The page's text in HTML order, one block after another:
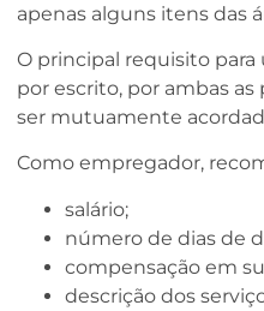
apenas alguns itens das
O principal requisito para
por escrito, por ambas
ser mutuamente
Como empregador,
salário;
número de dias de
compensação em
descrição dos